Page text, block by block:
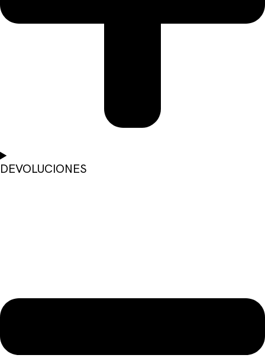
DEVOLUCIONES